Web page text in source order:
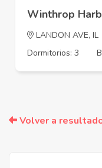
Winthrop
LANDON AVE, IL
Dormitorios: 3
Volver a